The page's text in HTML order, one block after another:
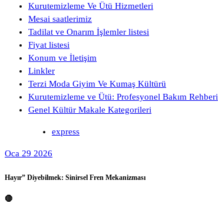
Kurutemizleme Ve Ütü Hizmetleri
Mesai saatlerimiz
Tadilat ve Onarım İşlemler listesi
Fiyat listesi
Konum ve İletişim
Linkler
Terzi Moda Giyim Ve Kumaş Kültürü
Kurutemizleme ve Ütü: Profesyonel Bakım Rehberi
Genel Kültür Makale Kategorileri
express
Oca 29 2026
Hayır” Diyebilmek: Sinirsel Fren Mekanizması
🛑